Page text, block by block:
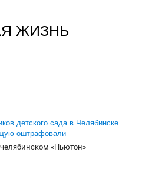
ЖИЗНЬ
детского сада в Челябинске
оштрафовали
«Ньютон»